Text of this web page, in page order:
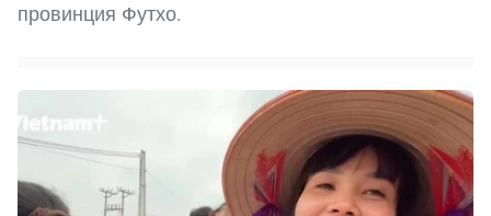
провинция Футхо.